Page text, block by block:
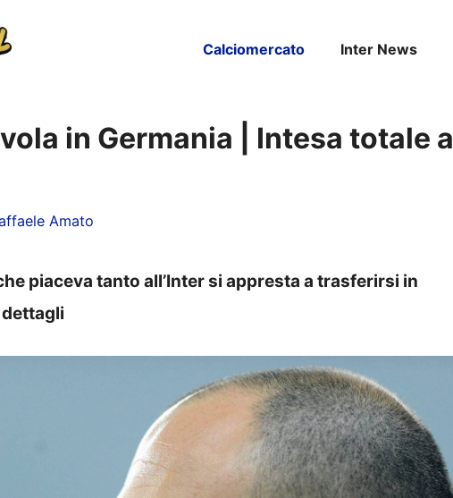
Calciomercato Inter News
in Germania | Intesa totale a
Amato
piaceva tanto all’Inter si appresta a trasferirsi in